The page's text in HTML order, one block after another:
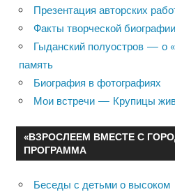
Презентация авторских
Факты творческой биографии
Гыданский полуостров — о
память
Биография в фотографиях
Мои встречи — Крупицы
«ВЗРОСЛЕЕМ ВМЕСТЕ С
ПРОГРАММА
Беседы с детьми о высоком